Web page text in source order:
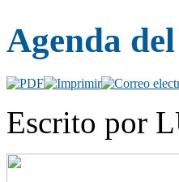
Agenda
Escrito por